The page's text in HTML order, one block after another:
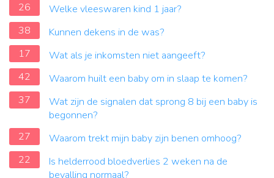
26
Welke vleeswaren kind 1 jaar?
38
Kunnen dekens in de was?
17
Wat als je inkomsten niet aangeeft?
42
Waarom huilt een baby om in slaap te komen?
37
Wat zijn de signalen dat sprong 8 bij een baby is
begonnen?
27
Waarom trekt mijn baby zijn benen omhoog?
22
Is helderrood bloedverlies 2 weken na de
bevalling normaal?